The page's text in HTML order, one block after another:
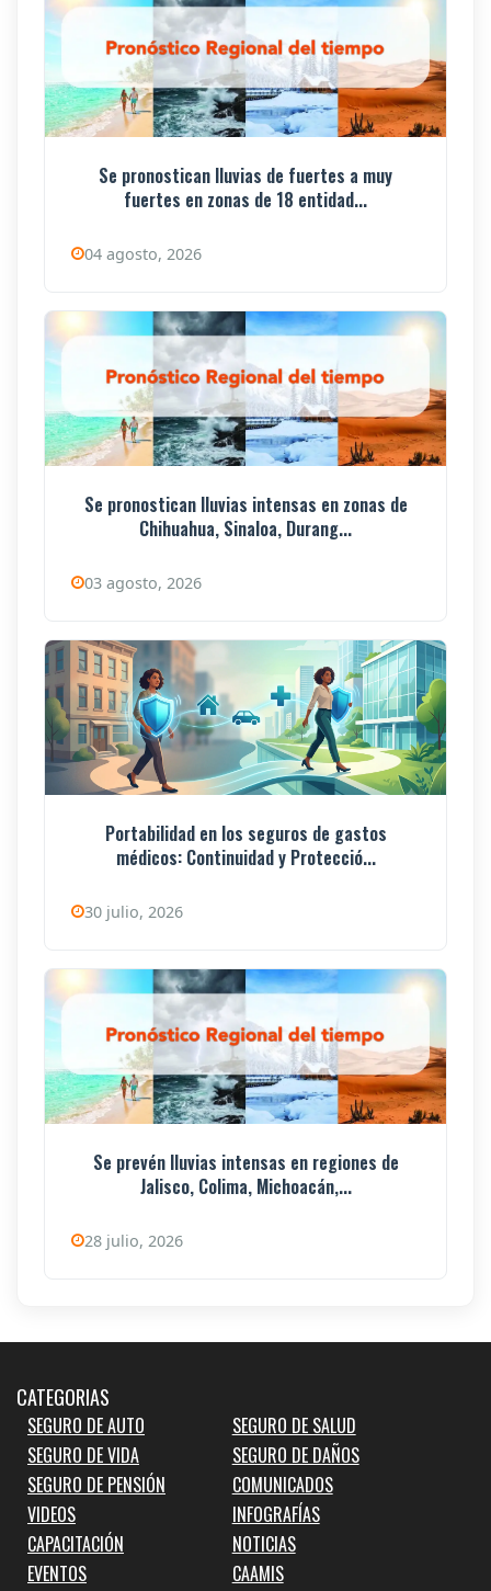
Se pronostican lluvias de fuertes a muy
fuertes en zonas de 18 entidad...
04 agosto, 2026
Se pronostican lluvias intensas en zonas de
Chihuahua, Sinaloa, Durang...
03 agosto, 2026
Portabilidad en los seguros de gastos
médicos: Continuidad y Protecció...
30 julio, 2026
Se prevén lluvias intensas en regiones de
Jalisco, Colima, Michoacán,...
28 julio, 2026
CATEGORIAS
SEGURO DE AUTO
SEGURO DE SALUD
SEGURO DE VIDA
SEGURO DE DAÑOS
SEGURO DE PENSIÓN
COMUNICADOS
VIDEOS
INFOGRAFÍAS
CAPACITACIÓN
NOTICIAS
EVENTOS
CAAMIS